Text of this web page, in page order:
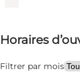
Voir les
Horaires
Filtrer par mois